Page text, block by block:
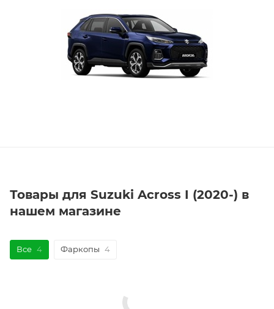
Товары для Suzuki Across I (2020-) в
нашем магазине
Все 4 Фаркопы 4